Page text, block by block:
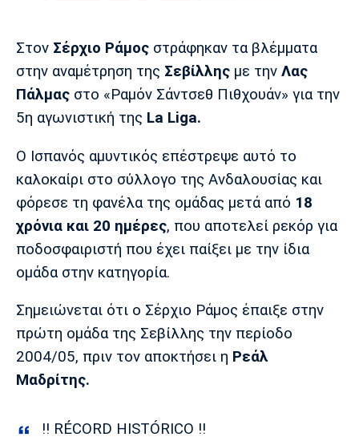
Πολιτισμός
Τραγούδια
Cine Spot
Running
Media
Παρασκήνιο
Πρόγραμμα TV
Ιωνικός Κηφισιά Πανσερραϊκός
Μπαρτσελόνα
Ρεάλ
Μαδρίτης
Ατλέτικο
Μάντσεστερ
Γιουνάιτεντ
Τσέλσι
Λίβερπουλ
Μάντσεστερ
Γιουβέντους
Στον Σέρχιο Ράμος στράφηκαν τα βλέμματα
στην αναμέτρηση της Σεβίλλης με την Λας
Πάλμας στο «Ραμόν Σάντσεθ Πιθχουάν» για την
5η αγωνιστική της La Liga.
Ο Ισπανός αμυντικός επέστρεψε αυτό το
καλοκαίρι στο σύλλογο της Ανδαλουσίας και
φόρεσε τη φανέλα της ομάδας μετά από 18
χρόνια και 20 ημέρες, που αποτελεί ρεκόρ για
ποδοσφαιριστή που έχει παίξει με την ίδια
ομάδα στην κατηγορία.
Σημειώνεται ότι ο Σέρχιο Ράμος έπαιξε στην
πρώτη ομάδα της Σεβίλλης την περίοδο
2004/05, πριν τον αποκτήσει η Ρεάλ
Μαδρίτης.
‼️ RÉCORD HISTÓRICO ‼️